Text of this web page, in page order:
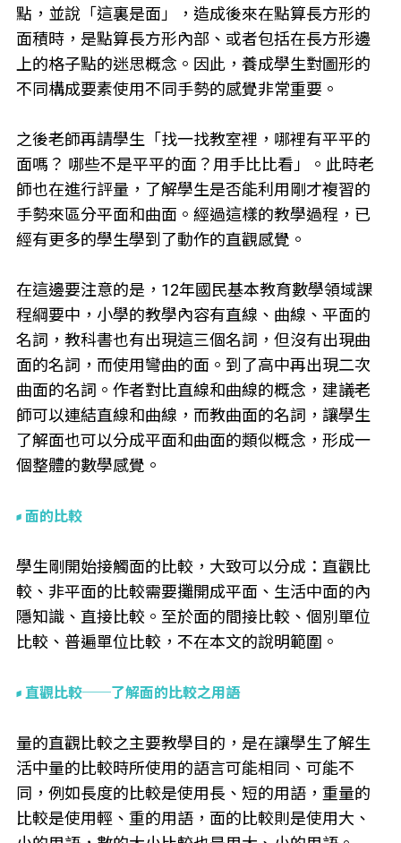
點，並說「這裏是面」，造成後來在點算長方形的
面積時，是點算長方形內部、或者包括在長方形邊
上的格子點的迷思概念。因此，養成學生對圖形的
不同構成要素使用不同手勢的感覺非常重要。
之後老師再請學生「找一找教室裡，哪裡有平平的
面嗎？ 哪些不是平平的面？用手比比看」。此時老
師也在進行評量，了解學生是否能利用剛才複習的
手勢來區分平面和曲面。經過這樣的教學過程，已
經有更多的學生學到了動作的直觀感覺。
在這邊要注意的是，12年國民基本教育數學領域課
程綱要中，小學的教學內容有直線、曲線、平面的
名詞，教科書也有出現這三個名詞，但沒有出現曲
面的名詞，而使用彎曲的面。到了高中再出現二次
曲面的名詞。作者對比直線和曲線的概念，建議老
師可以連結直線和曲線，而教曲面的名詞，讓學生
了解面也可以分成平面和曲面的類似概念，形成一
個整體的數學感覺。
面的比較
學生剛開始接觸面的比較，大致可以分成：直觀比
較、非平面的比較需要攤開成平面、生活中面的內
隱知識、直接比較。至於面的間接比較、個別單位
比較、普遍單位比較，不在本文的說明範圍。
直觀比較──了解面的比較之用語
量的直觀比較之主要教學目的，是在讓學生了解生
活中量的比較時所使用的語言可能相同、可能不
同，例如長度的比較是使用長、短的用語，重量的
比較是使用輕、重的用語，面的比較則是使用大、